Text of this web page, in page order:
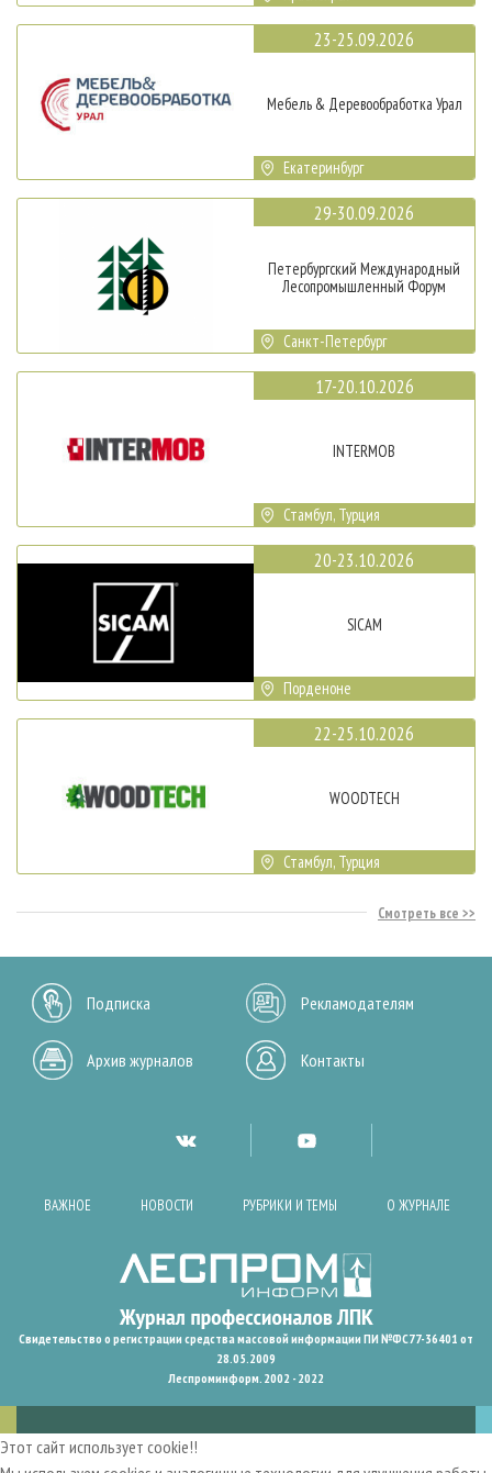
23-25.09.2026
Мебель & Деревообработка Урал
Екатеринбург
29-30.09.2026
Петербургский Международный
Лесопромышленный Форум
Санкт-Петербург
17-20.10.2026
INTERMOB
Стамбул, Турция
20-23.10.2026
SICAM
Порденоне
22-25.10.2026
WOODTECH
Стамбул, Турция
Смотреть все
Подписка Рекламодателям
Архив журналов Контакты
ВАЖНОЕ НОВОСТИ РУБРИКИ И ТЕМЫ О ЖУРНАЛЕ
Свидетельство о регистрации средства массовой информации ПИ №ФС77-36401 от
28.05.2009
Леспроминформ. 2002 - 2022
Этот сайт использует cookie!!